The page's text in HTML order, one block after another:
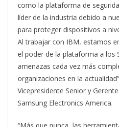
como la plataforma de
líder de la industria debido a
para proteger dispositivos a
Al trabajar con IBM, estamos
el poder de la plataforma a los
amenazas cada vez más
organizaciones en la
Vicepresidente Senior y
Samsung Electronics America.